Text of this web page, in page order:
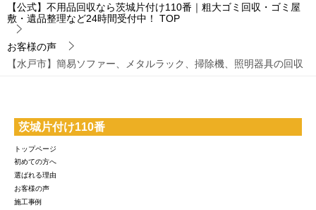
【公式】不用品回収なら茨城片付け110番｜粗大ゴミ回収・ゴミ屋
敷・遺品整理など24時間受付中！
TOP
お客様の声
【水戸市】簡易ソファー、メタルラック、掃除機、照明器具の回収
茨城片付け110番
トップページ
初めての方へ
選ばれる理由
お客様の声
施工事例